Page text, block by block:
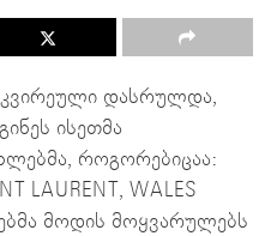
კვირეული დასრულდა,
ისეთმა
როგორებიცაა:
LAURENT, WALES
მოდის მოყვარულებს